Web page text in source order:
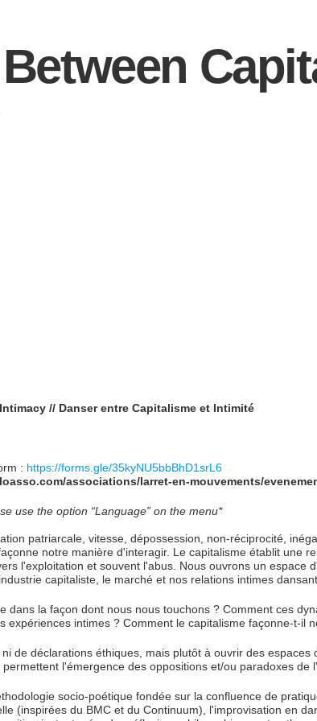
// Danser entre Capitalisme et Intimité
: https://forms.gle/35kyNU5bbBhD1srL6
associations/larret-en-mouvements/
use the option “Language” on the menu*
patriarcale, vitesse, dépossession, non-réciprocité,
notre manière d'interagir. Le capitalisme établit une
l'exploitation et souvent l'abus. Nous ouvrons un espace
capitaliste, le marché et nos relations intimes
dans la façon dont nous nous touchons ? Comment ces
expériences intimes ? Comment le capitalisme façonne-t-il
de déclarations éthiques, mais plutôt à ouvrir des
l'émergence des oppositions et/ou paradoxes de
socio-poétique fondée sur la confluence de
(inspirées du BMC et du Continuum), l'improvisation en